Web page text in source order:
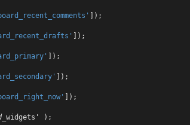
]);
]);
]);
]);
]);
widgets' );